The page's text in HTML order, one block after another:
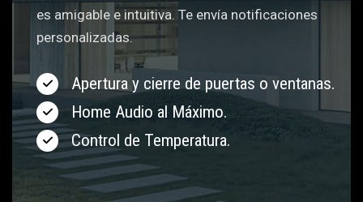
es amigable e intuitiva. Te envía notificaciones
personalizadas.
Apertura y cierre de puertas o ventanas.
Home Audio al Máximo.
Control de Temperatura.